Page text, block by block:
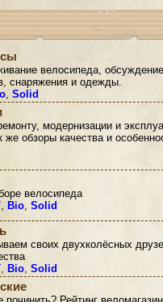
велосипеда, обсуждение
снаряжения и одежды.
, Solid
модернизации и
же обзоры качества и
велосипеда
, Bio, Solid
своих двухколёсных
, Bio, Solid